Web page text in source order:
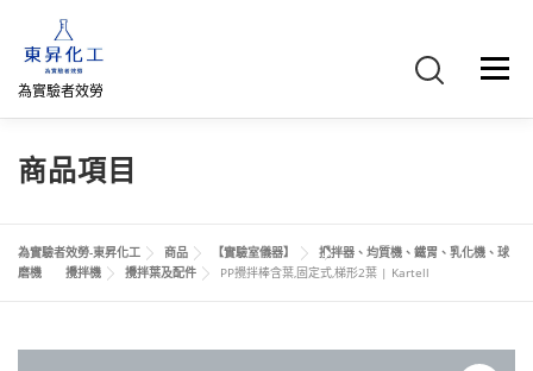
為實驗者效勞
選單
首頁 關於我們
網路商店 直購專區 詢價車、購物車/會員
商品項目
為實驗者效勞-東昇化工 商品 【實驗室儀器】
攪拌器、均質機、鐵胃、乳化機、球
磨機
攪拌機 攪拌葉及配件 PP攪拌棒含葉,固定式,梯形2葉 | Kartell